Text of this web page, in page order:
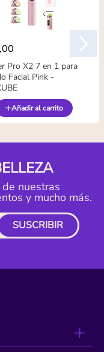
,00
Pro X2 7 en 1 para
Facial Pink -
Añadir al carrito
nuestras
y mucho más.
SUSCRIBIR